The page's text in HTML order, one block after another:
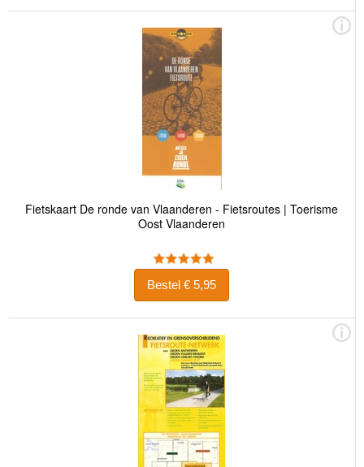
Fietskaart De ronde van Vlaanderen - Fietsroutes | Toerisme
Oost Vlaanderen
Bestel € 5,95